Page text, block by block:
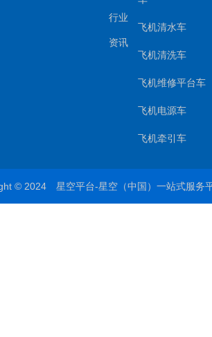
行业
资讯
飞机清水车
飞机清洗车
飞机维修平台车
飞机电源车
飞机牵引车
© 2024 星空平台-星空（中国）一站式服